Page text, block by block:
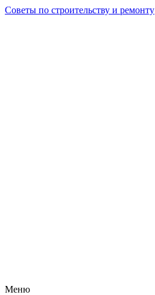
Советы по строительству и ремонту
Меню